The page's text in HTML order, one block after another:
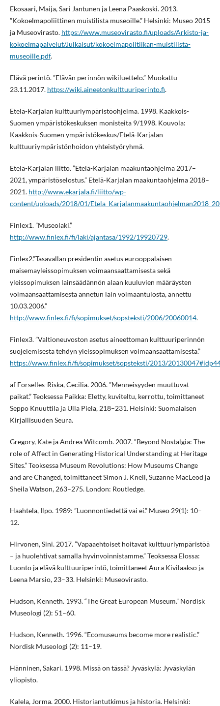
Ekosaari, Maija, Sari Jantunen ja Leena Paaskoski. 2013.
”Kokoelmapoliittinen muistilista museoille.” Helsinki: Museo 2015
ja Museovirasto. https://www.museovirasto.fi/uploads/Arkisto-ja-
kokoelmapalvelut/Julkaisut/kokoelmapolitiikan-muistilista-
museoille.pdf.
Elävä perintö. ”Elävän perinnön wikiluettelo.” Muokattu
23.11.2017. https://wiki.aineetonkulttuuriperinto.fi.
Etelä-Karjalan kulttuuriympäristöohjelma. 1998. Kaakkois-
Suomen ympäristökeskuksen monisteita 9/1998. Kouvola:
Kaakkois-Suomen ympäristökeskus/Etelä-Karjalan
kulttuuriympäristönhoidon yhteistyöryhmä.
Etelä-Karjalan liitto. ”Etelä-Karjalan maakuntaohjelma 2017–
2021, ympäristöselostus.” Etelä-Karjalan maakuntaohjelma 2018–
2021. http://www.ekarjala.fi/liitto/wp-
content/uploads/2018/01/
Finlex1. ”Museolaki.”
http://www.finlex.fi/fi/laki/ajantasa/1992/19920729.
Finlex2.”Tasavallan presidentin asetus eurooppalaisen
maisemayleissopimuksen voimaansaattamisesta sekä
yleissopimuksen lainsäädännön alaan kuuluvien määräysten
voimaansaattamisesta annetun lain voimaantulosta, annettu
10.03.2006.”
http://www.finlex.fi/fi/sopimukset/sopsteksti/2006/20060014.
Finlex3. ”Valtioneuvoston asetus aineettoman kulttuuriperinnön
suojelemisesta tehdyn yleissopimuksen voimaansaattamisesta.”
https://www.finlex.fi/fi/sopimukset/sopsteksti/2013/
af Forselles-Riska, Cecilia. 2006. ”Menneisyyden muuttuvat
paikat.” Teoksessa Paikka: Eletty, kuviteltu, kerrottu, toimittaneet
Seppo Knuuttila ja Ulla Piela, 218–231. Helsinki: Suomalaisen
Kirjallisuuden Seura.
Gregory, Kate ja Andrea Witcomb. 2007. “Beyond Nostalgia: The
role of Affect in Generating Historical Understanding at Heritage
Sites.” Teoksessa Museum Revolutions: How Museums Change
and are Changed, toimittaneet Simon J. Knell, Suzanne MacLeod ja
Sheila Watson, 263–275. London: Routledge.
Haahtela, Ilpo. 1989: ”Luonnontiedettä vai ei.” Museo 29(1): 10–
12.
Hirvonen, Sini. 2017. ”Vapaaehtoiset hoitavat kulttuuriympäristöä
– ja huolehtivat samalla hyvinvoinnistamme.” Teoksessa Elossa:
Luonto ja elävä kulttuuriperintö, toimittaneet Aura Kivilaakso ja
Leena Marsio, 23–33. Helsinki: Museovirasto.
Hudson, Kenneth. 1993. “The Great European Museum.” Nordisk
Museologi (2): 51–60.
Hudson, Kenneth. 1996. “Ecomuseums become more realistic.”
Nordisk Museologi (2): 11–19.
Hänninen, Sakari. 1998. Missä on tässä? Jyväskylä: Jyväskylän
yliopisto.
Kalela, Jorma. 2000. Historiantutkimus ja historia. Helsinki: